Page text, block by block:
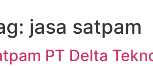
jasa satpam
PT Delta